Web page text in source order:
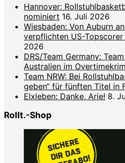
Hannover:
nominiert 16. Juli 2026
Wiesbaden: Von Auburn
verpflichten US-
2026
DRS/Team Germany:
Australien im
Team NRW: Bei
geben“ für fünften Titel in
Elxleben: Danke, Arie! 8.
Rollt.-Shop